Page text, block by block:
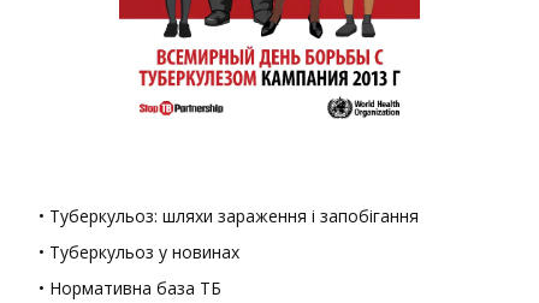
• Туберкульоз: шляхи зараження і запобігання
• Туберкульоз у новинах
• Нормативна база ТБ